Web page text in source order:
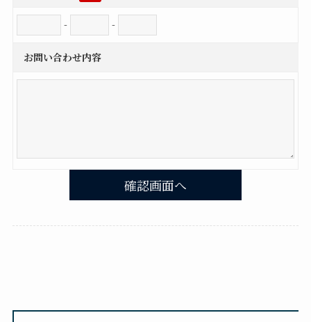
- -
お問い合わせ内容